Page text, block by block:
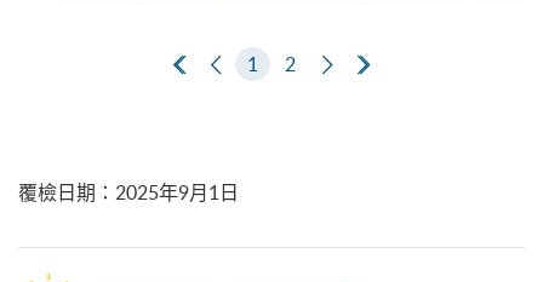
第一頁上一頁
1 2 下一頁最後一頁
覆檢日期 ： 2025年9月1日